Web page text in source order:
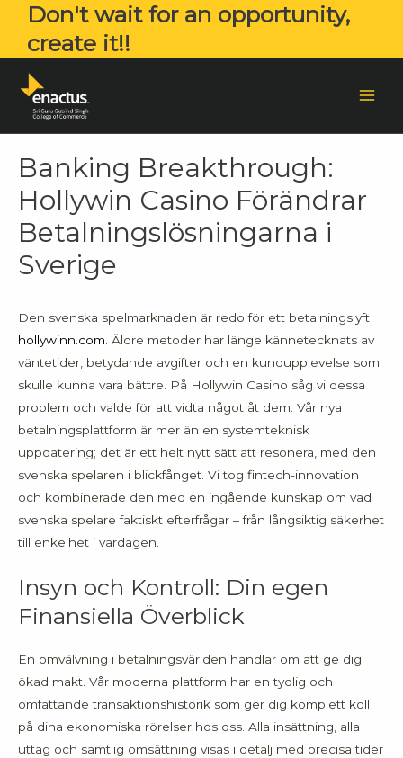
Don't wait for an opportunity,
create it!!
Banking Breakthrough:
Hollywin Casino Förändrar
Betalningslösningarna i
Sverige
Den svenska spelmarknaden är redo för ett betalningslyft
hollywinn.com . Äldre metoder har länge kännetecknats av
väntetider, betydande avgifter och en kundupplevelse som
skulle kunna vara bättre. På Hollywin Casino såg vi dessa
problem och valde för att vidta något åt dem. Vår nya
betalningsplattform är mer än en systemteknisk
uppdatering; det är ett helt nytt sätt att resonera, med den
svenska spelaren i blickfånget. Vi tog fintech-innovation
och kombinerade den med en ingående kunskap om vad
svenska spelare faktiskt efterfrågar – från långsiktig säkerhet
till enkelhet i vardagen.
Insyn och Kontroll: Din egen
Finansiella Överblick
En omvälvning i betalningsvärlden handlar om att ge dig
ökad makt. Vår moderna plattform har en tydlig och
omfattande transaktionshistorik som ger dig komplett koll
på dina ekonomiska rörelser hos oss. Alla insättning, alla
uttag och samtlig omsättning visas i detalj med precisa tider